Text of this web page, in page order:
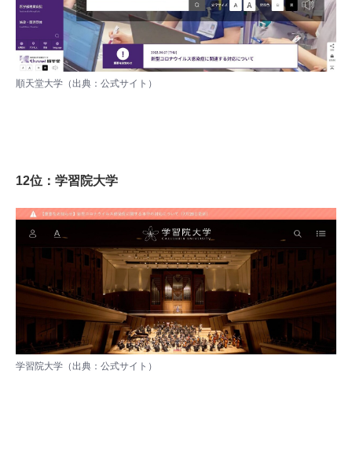
順天堂大学（出典： 公式サイト ）
12位：学習院大学
学習院大学（出典： 公式サイト ）